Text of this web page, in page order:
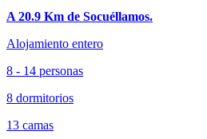
A 20.9 Km de Socuéllamos.
Alojamiento entero
8 - 14 personas
8 dormitorios
13 camas